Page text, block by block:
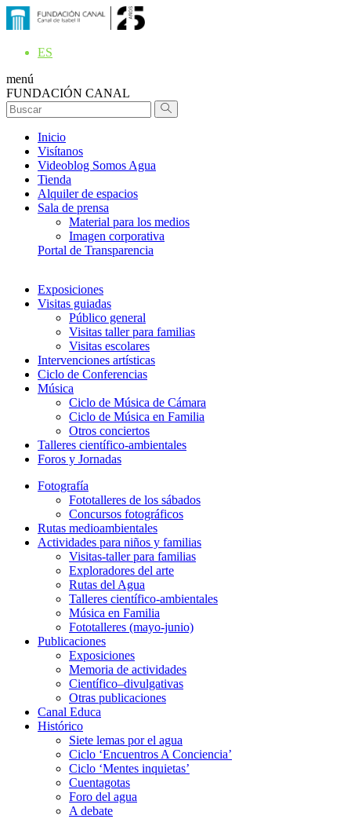
ES
menú
FUNDACIÓN CANAL
Inicio
Visítanos
Videoblog Somos Agua
Tienda
Alquiler de espacios
Sala de prensa
Material para los medios
Imagen corporativa
Portal de Transparencia
Exposiciones
Visitas guiadas
Público general
Visitas taller para familias
Visitas escolares
Intervenciones artísticas
Ciclo de Conferencias
Música
Ciclo de Música de Cámara
Ciclo de Música en Familia
Otros conciertos
Talleres científico-ambientales
Foros y Jornadas
Fotografía
Fototalleres de los sábados
Concursos fotográficos
Rutas medioambientales
Actividades para niños y familias
Visitas-taller para familias
Exploradores del arte
Rutas del Agua
Talleres científico-ambientales
Música en Familia
Fototalleres (mayo-junio)
Publicaciones
Exposiciones
Memoria de actividades
Científico–divulgativas
Otras publicaciones
Canal Educa
Histórico
Siete lemas por el agua
Ciclo ‘Encuentros A Conciencia’
Ciclo ‘Mentes inquietas’
Cuentagotas
Foro del agua
A debate